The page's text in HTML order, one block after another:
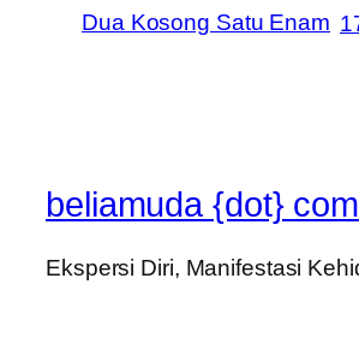
Dua Kosong Satu Enam
beliamuda {dot} com
Ekspersi Diri, Manifestasi